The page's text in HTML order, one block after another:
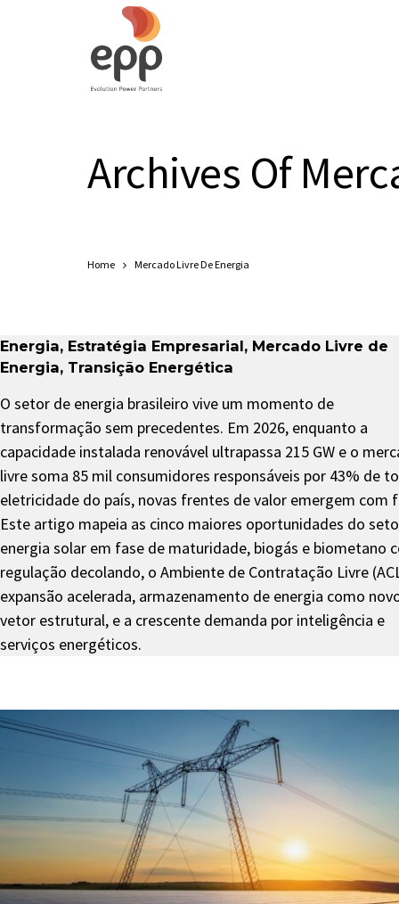
Archives Of
Home Mercado Livre De Energia
Energia, Estratégia Empresarial, Mercado Livre de
Energia, Transição Energética
O setor de energia brasileiro vive um momento de
transformação sem precedentes. Em 2026, enquanto a
capacidade instalada renovável ultrapassa 215 GW e o
livre soma 85 mil consumidores responsáveis por 43% de
eletricidade do país, novas frentes de valor emergem com
Este artigo mapeia as cinco maiores oportunidades do
energia solar em fase de maturidade, biogás e biometano
regulação decolando, o Ambiente de Contratação Livre
expansão acelerada, armazenamento de energia como
vetor estrutural, e a crescente demanda por inteligência e
serviços energéticos.